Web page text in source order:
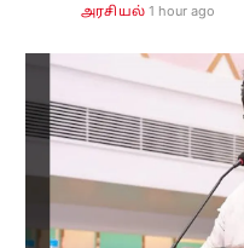
அரசியல் 1 hour ago